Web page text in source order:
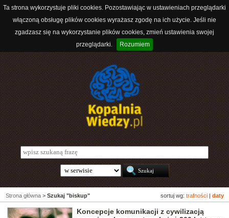
Ta strona wykorzystuje pliki cookies. Pozostawiając w ustawieniach przeglądarki
włączoną obsługę plików cookies wyrażasz zgodę na ich użycie. Jeśli nie
zgadzasz się na wykorzystanie plików cookies, zmień ustawienia swojej
przeglądarki.
Rozumiem
sortuj wg: trafności daty
Strona główna > Szukaj "biskup"
Koncepcje komunikacji z cywilizacją